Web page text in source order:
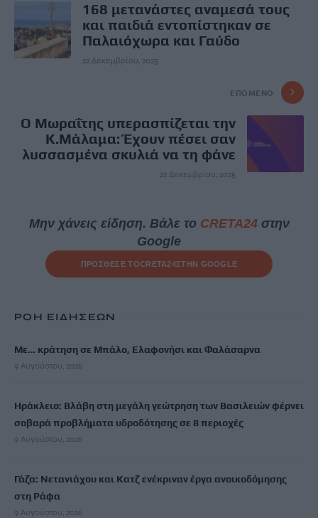
168 μετανάστες αναμεσά τους
και παιδιά εντοπίστηκαν σε
Παλαιόχωρα και Γαύδο
22 Δεκεμβρίου, 2025
ΕΠΌΜΕΝΟ
Ο Μωραΐτης υπερασπίζεται την
Κ.Μάλαμα: Έχουν πέσει σαν
λυσσασμένα σκυλιά να τη φάνε
22 Δεκεμβρίου, 2025
Μην χάνεις είδηση. Βάλε το CRETA24στην
Google
ΠΡΟΣΘΕΣΕ ΤΟCRETA24ΣΤΗΝ GOOGLE
ΡΟΗ ΕΙΔΗΣΕΩΝ
Με… κράτηση σε Μπάλο, Ελαφονήσι και Φαλάσαρνα
9 Αυγούστου, 2026
Ηράκλειο: Βλάβη στη μεγάλη γεώτρηση των Βασιλειών φέρνει
σοβαρά προβλήματα υδροδότησης σε 8 περιοχές
9 Αυγούστου, 2026
Γάζα: Νετανιάχου και Κατζ ενέκριναν έργα ανοικοδόμησης
στη Ράφα
9 Αυγούστου, 2026